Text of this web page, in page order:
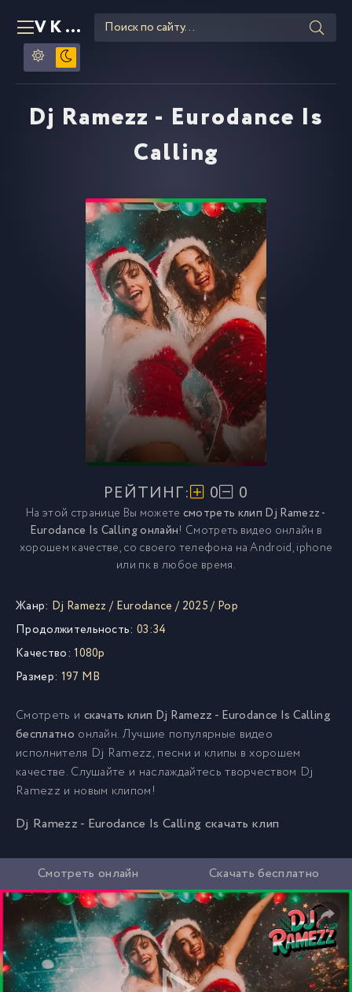
VKLIPE RU
Dj Ramezz - Eurodance Is
Calling
РЕЙТИНГ: 0 0
На этой странице Вы можете смотреть клип Dj Ramezz -
Eurodance Is Calling онлайн! Смотреть видео онлайн в
хорошем качестве, со своего телефона на Android, iphone
или пк в любое время.
Жанр: Dj Ramezz / Eurodance / 2025/ Pop
Продолжительность: 03:34
Качество: 1080p
Размер: 197 MB
Смотреть и скачать клип Dj Ramezz - Eurodance Is Calling
бесплатно онлайн. Лучшие популярные видео
исполнителя Dj Ramezz, песни и клипы в хорошем
качестве. Слушайте и наслаждайтесь творчеством Dj
Ramezz и новым клипом!
Dj Ramezz - Eurodance Is Calling скачать клип
Смотреть онлайн Скачать бесплатно